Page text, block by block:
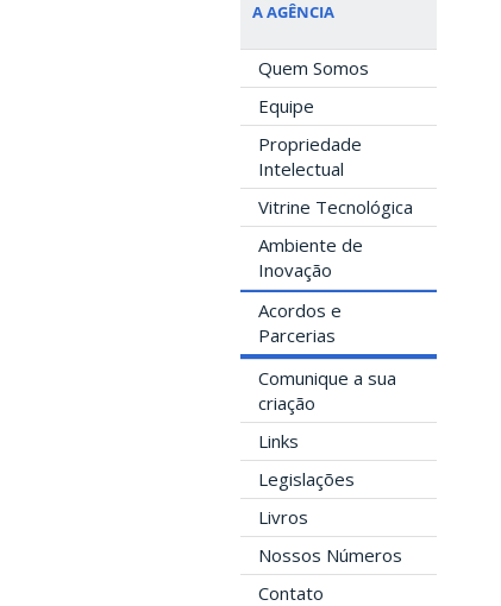
A AGÊNCIA
Quem Somos
Equipe
Propriedade
Intelectual
Vitrine Tecnológica
Ambiente de
Inovação
Acordos e
Parcerias
Comunique a sua
criação
Links
Legislações
Livros
Nossos Números
Contato